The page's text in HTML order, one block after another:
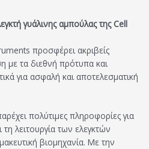
γυάλινης αμπούλας της Cell
προσφέρει ακριβείς
με τα διεθνή πρότυπα και
για ασφαλή και αποτελεσματική
πολύτιμες πληροφορίες για
λειτουργία των ελεγκτών
βιομηχανία. Με την